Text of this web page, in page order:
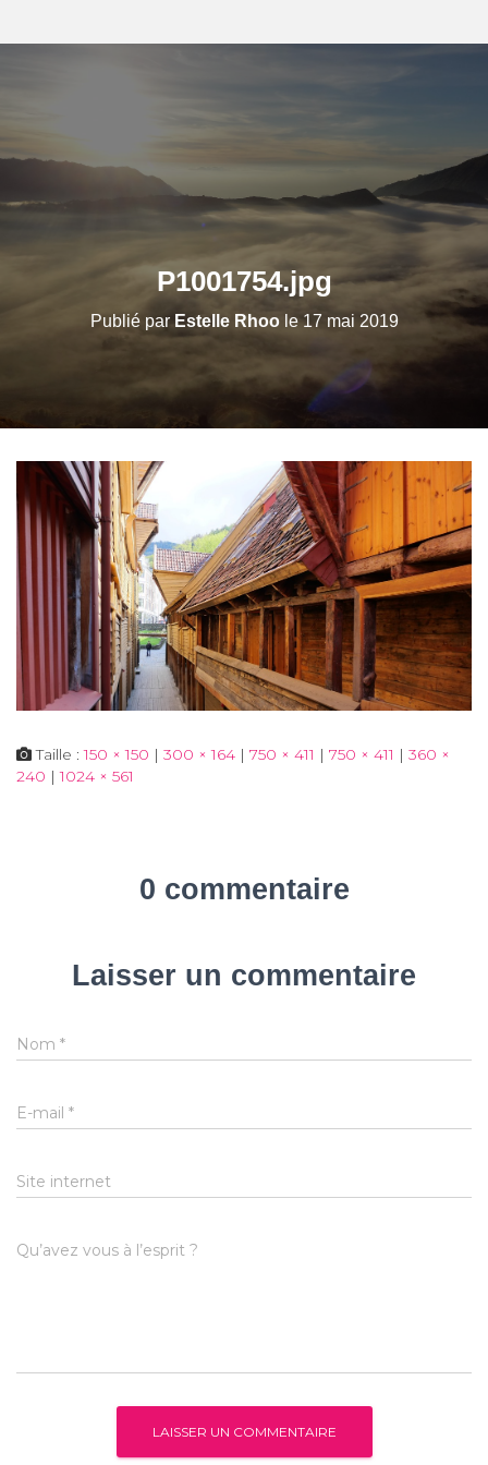
P1001754.jpg
Publié parEstelle Rhoole17 mai 2019
Taille :150 × 150 | 300 × 164 | 750 × 411 | 750 × 411 | 360 ×
240 | 1024 × 561
0 commentaire
Laisser un commentaire
Nom *
E-mail *
Site internet
Qu’avez vous à l’esprit ?